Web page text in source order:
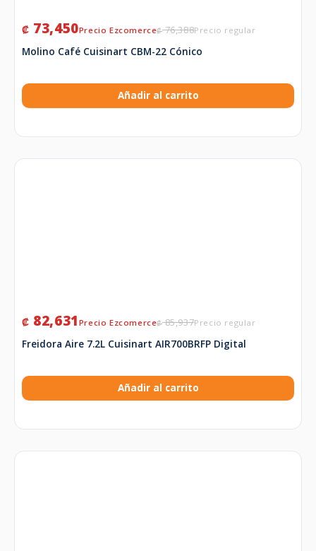
₡76,388
₡ 73,450
Molino Café Cuisinart CBM-22 Cónico
Añadir al carrito
₡85,937
₡ 82,631
Freidora Aire 7.2L Cuisinart AIR700BRFP Digital
Añadir al carrito